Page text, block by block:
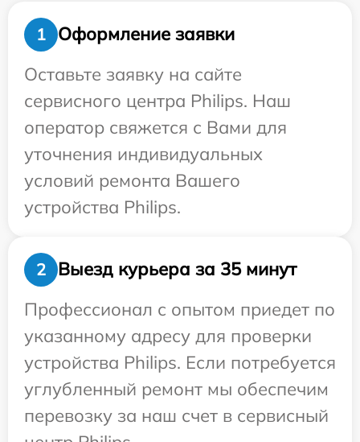
1
Оформление заявки
Оставьте заявку на сайте
сервисного центра Philips. Наш
оператор свяжется с Вами для
уточнения индивидуальных
условий ремонта Вашего
устройства Philips.
2
Выезд курьера за 35 минут
Профессионал с опытом приедет по
указанному адресу для проверки
устройства Philips. Если потребуется
углубленный ремонт мы обеспечим
перевозку за наш счет в сервисный